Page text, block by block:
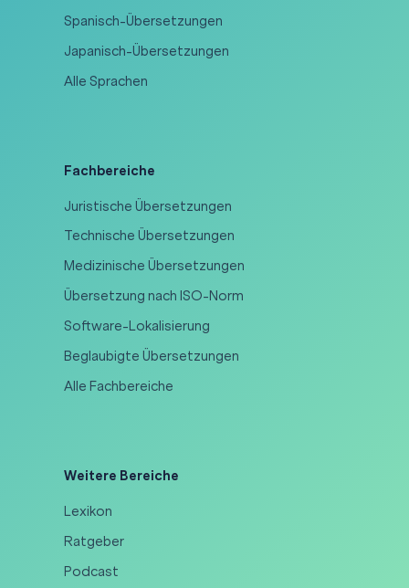
Spanisch-Übersetzungen
Japanisch-Übersetzungen
Alle Sprachen
Fachbereiche
Juristische Übersetzungen
Technische Übersetzungen
Medizinische Übersetzungen
Übersetzung nach ISO-Norm
Software-Lokalisierung
Beglaubigte Übersetzungen
Alle Fachbereiche
Weitere Bereiche
Lexikon
Ratgeber
Podcast